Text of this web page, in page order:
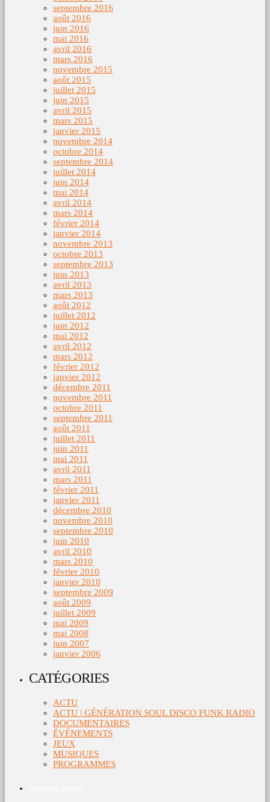
septembre 2016
août 2016
juin 2016
mai 2016
avril 2016
mars 2016
novembre 2015
août 2015
juillet 2015
juin 2015
avril 2015
mars 2015
janvier 2015
novembre 2014
octobre 2014
septembre 2014
juillet 2014
juin 2014
mai 2014
avril 2014
mars 2014
février 2014
janvier 2014
novembre 2013
octobre 2013
septembre 2013
juin 2013
avril 2013
mars 2013
août 2012
juillet 2012
juin 2012
mai 2012
avril 2012
mars 2012
février 2012
janvier 2012
décembre 2011
novembre 2011
octobre 2011
septembre 2011
août 2011
juillet 2011
juin 2011
mai 2011
avril 2011
mars 2011
février 2011
janvier 2011
décembre 2010
novembre 2010
septembre 2010
juin 2010
avril 2010
mars 2010
février 2010
janvier 2010
septembre 2009
août 2009
juillet 2009
mai 2009
mai 2008
juin 2007
janvier 2006
CATÉGORIES
ACTU
ACTU | GÉNÉRATION SOUL DISCO FUNK RADIO
DOCUMENTAIRES
ÉVÉNEMENTS
JEUX
MUSIQUES
PROGRAMMES